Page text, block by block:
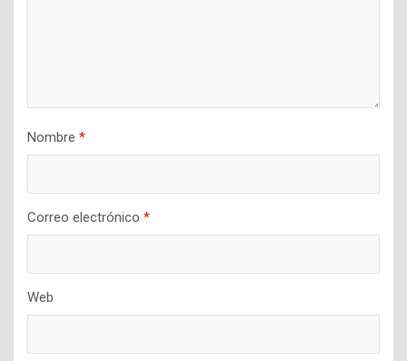
Nombre *
Correo electrónico *
Web